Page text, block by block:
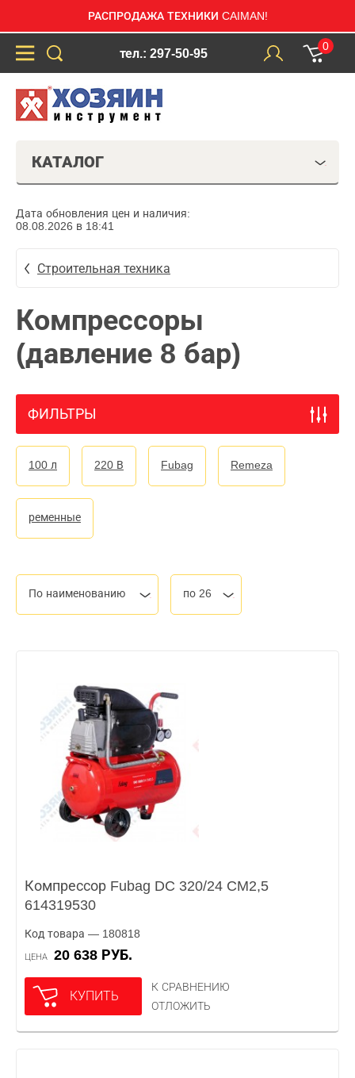
РАСПРОДАЖА ТЕХНИКИ CAIMAN!
тел.: 297-50-95
0
КАТАЛОГ
Дата обновления цен и наличия:
08.08.2026 в 18:41
Строительная техника
Компрессоры
(давление 8 бар)
ФИЛЬТРЫ
100 л 220 В Fubag Remeza
ременные
По наименованию по 26
Компрессор Fubag DC 320/24 CM2,5
614319530
Код товара — 180818
ЦЕНА 20 638 РУБ.
КУПИТЬ
К СРАВНЕНИЮ
ОТЛОЖИТЬ